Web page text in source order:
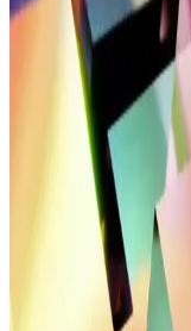
Kadın spor
gibi özellikleriyle spor
Performansı artıran
Bağcıksız ve
Konforlu
Gelişmiş bağcık
hale getiriyor, kullanım
Düğün
Modasının Çok
Entegrasyonu